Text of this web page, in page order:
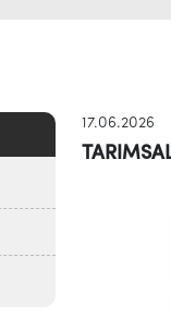
17.06.2026